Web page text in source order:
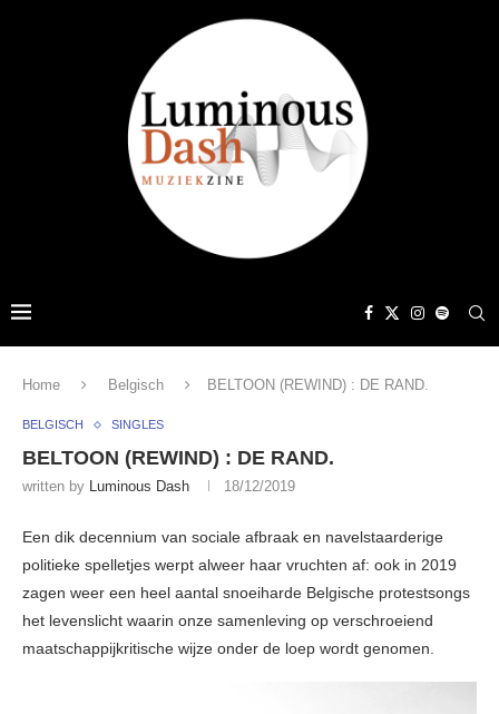
Home Belgisch BELTOON (REWIND) : DE RAND.
BELGISCH SINGLES
BELTOON (REWIND) : DE RAND.
written by Luminous Dash 18/12/2019
Een dik decennium van sociale afbraak en navelstaarderige
politieke spelletjes werpt alweer haar vruchten af: ook in 2019
zagen weer een heel aantal snoeiharde Belgische protestsongs
het levenslicht waarin onze samenleving op verschroeiend
maatschappijkritische wijze onder de loep wordt genomen.